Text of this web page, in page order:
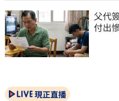
父代
付出
現正直播